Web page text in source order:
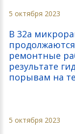
5 октября 2023
В 32а
ремонтные
результате
порывам на
5 октября 2023